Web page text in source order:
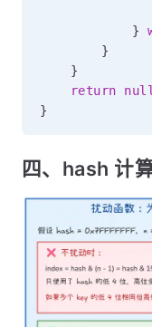
}
}
}
return
}
四、hash 计